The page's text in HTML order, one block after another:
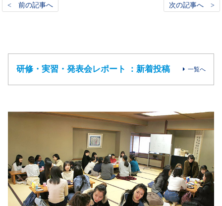
< 前の記事へ 次の記事へ >
研修・実習・発表会レポート ：新着投稿 一覧へ